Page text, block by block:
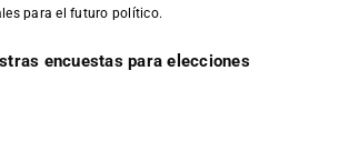
para el futuro político.
encuestas para elecciones